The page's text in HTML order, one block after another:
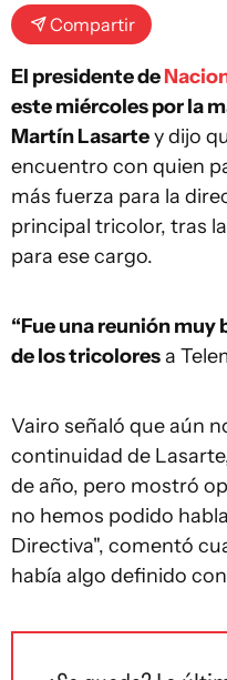
Compartir
El presidente de
este miércoles por la
Martín Lasartey dijo
encuentro con quien
más fuerza para la
principal tricolor, tras
para ese cargo.
“Fue una reunión muy
de los tricoloresa
Vairo señaló que aún
continuidad de
de año, pero mostró
no hemos podido
Directiva", comentó
había algo definido con